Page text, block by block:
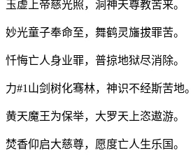
玉虚上帝慈光照，洞神天尊教苦来。
妙光童子奉命至，舞鹤灵旛拔罪苦。
忏悔亡人身业罪，普掠地狱尽消除。
力#1山剑树化骞林，神识不经斯苦地。
黄天魔王为保举，大罗天上恣遨游。
焚香仰启大慈尊，愿度亡人生乐国。